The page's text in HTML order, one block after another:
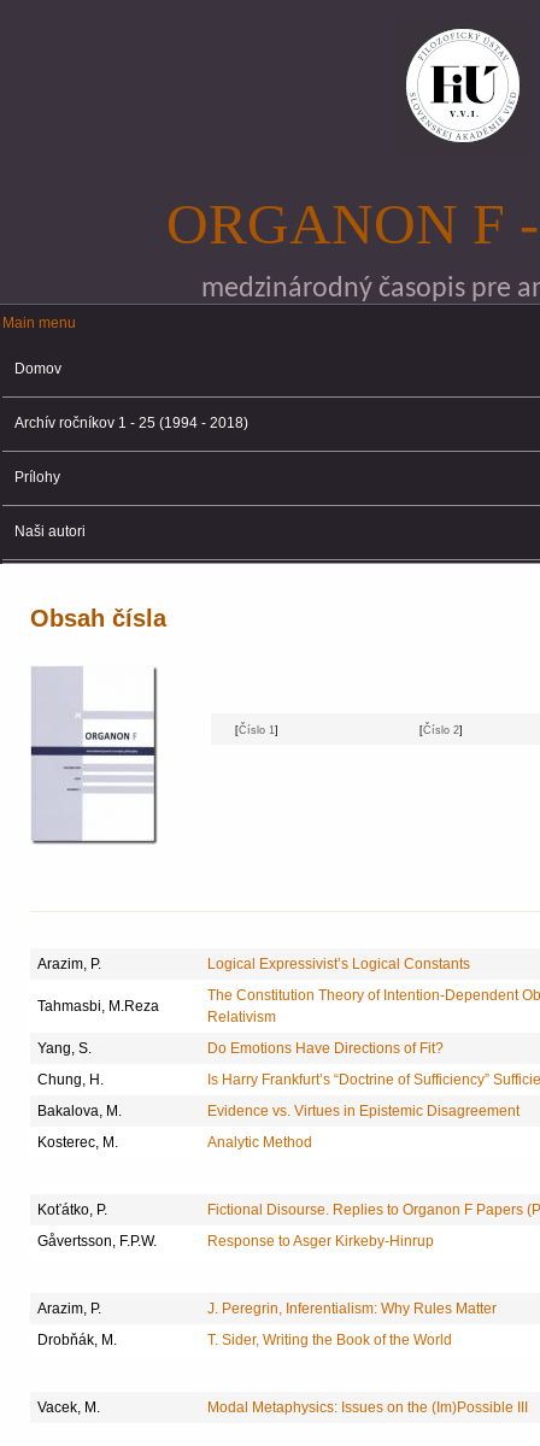
ORGANON F
medzinárodný časopis pre
Main menu
Main menu
Domov
Archív ročníkov 1 - 25 (1994 - 2018)
Prílohy
Naši autori
Obsah čísla
[Číslo 1] [Číslo 2]
Arazim, P. Logical Expressivist’s Logical Constants
Tahmasbi, M.Reza
The Constitution Theory of Intention-Dependent
Relativism
Yang, S.
Do Emotions Have Directions of Fit?
Chung, H.
Is Harry Frankfurt’s “Doctrine of Sufficiency”
Bakalova, M.
Evidence vs. Virtues in Epistemic Disagreement
Kosterec, M.
Analytic Method
Koťátko, P.
Fictional Disourse. Replies to Organon F Papers
Gåvertsson, F.P.W.
Response to Asger Kirkeby-Hinrup
Arazim, P.
J. Peregrin, Inferentialism: Why Rules Matter
Drobňák, M.
T. Sider, Writing the Book of the World
Vacek, M. Modal Metaphysics: Issues on the (Im)Possible III